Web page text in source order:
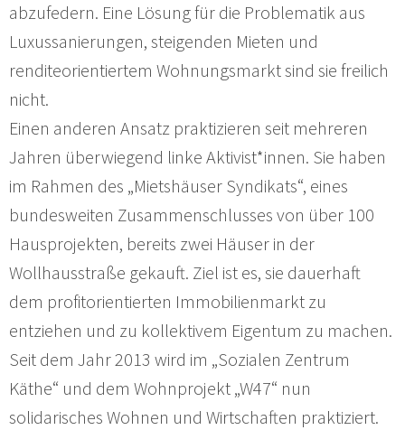
abzufedern. Eine Lösung für die Problematik aus
Luxussanierungen, steigenden Mieten und
renditeorientiertem Wohnungsmarkt sind sie freilich
nicht.
Einen anderen Ansatz praktizieren seit mehreren
Jahren überwiegend linke Aktivist*innen. Sie haben
im Rahmen des „Mietshäuser Syndikats“, eines
bundesweiten Zusammenschlusses von über 100
Hausprojekten, bereits zwei Häuser in der
Wollhausstraße gekauft. Ziel ist es, sie dauerhaft
dem profitorientierten Immobilienmarkt zu
entziehen und zu kollektivem Eigentum zu machen.
Seit dem Jahr 2013 wird im „Sozialen Zentrum
Käthe“ und dem Wohnprojekt „W47“ nun
solidarisches Wohnen und Wirtschaften praktiziert.